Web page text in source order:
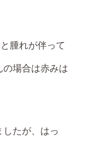
腫れが伴って
の場合は赤みは
したが、はっ